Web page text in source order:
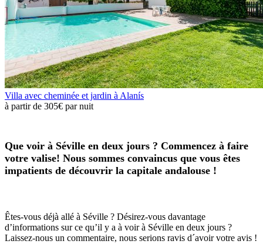
Villa avec cheminée et jardin à Alanís
à partir de 305€ par nuit
Que voir à Séville en deux jours ? Commencez à faire
votre valise! Nous sommes convaincus que vous êtes
impatients de découvrir la capitale andalouse !
Êtes-vous déjà allé à Séville ? Désirez-vous davantage
d’informations sur ce qu’il y a à voir à Séville en deux jours ?
Laissez-nous un commentaire, nous serions ravis d´avoir votre avis !